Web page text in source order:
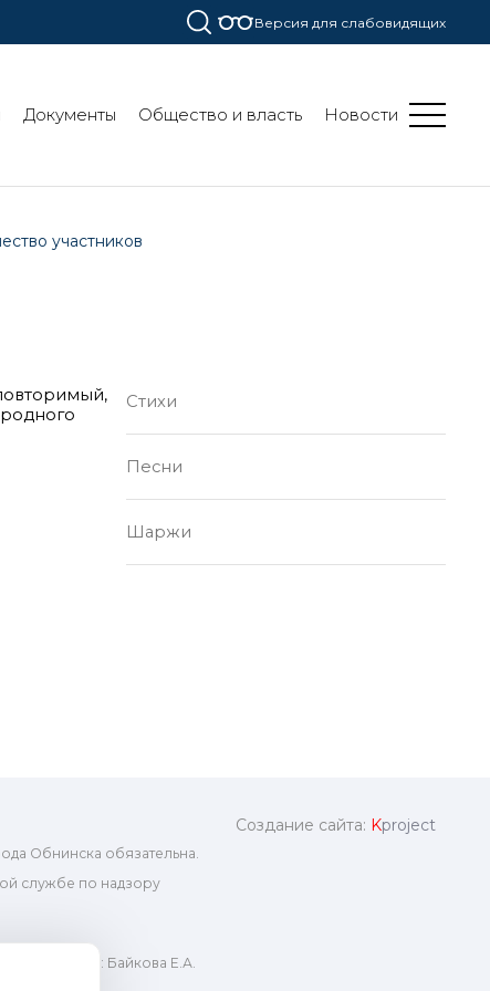
Версия для слабовидящих
Документы Общество и власть Новости
участников
Стихи
Песни
Шаржи
Обнинска обязательна.
службе по надзору
редактор: Байкова Е.А.
Создание сайта: Kproject